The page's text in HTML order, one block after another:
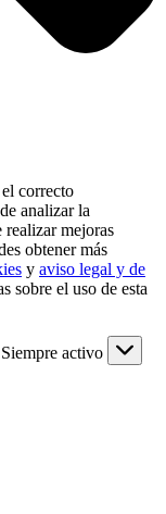
correcto
analizar la
realizar mejoras
obtener más
y aviso legal y de
sobre el uso de esta
Siempre activo